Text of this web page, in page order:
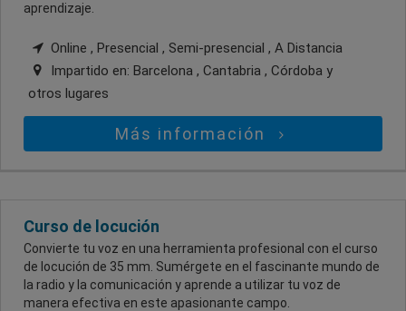
aprendizaje.
Online , Presencial , Semi-presencial , A Distancia
Impartido en: Barcelona , Cantabria , Córdoba y
otros lugares
Más información
Curso de locución
Convierte tu voz en una herramienta profesional con el curso
de locución de 35 mm. Sumérgete en el fascinante mundo de
la radio y la comunicación y aprende a utilizar tu voz de
manera efectiva en este apasionante campo.